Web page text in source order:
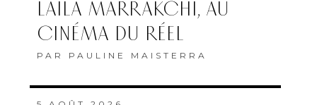
LAÏLA MARRAKCHI, AU
CINÉMA DU RÉEL
PAR PAULINE MAISTERRA